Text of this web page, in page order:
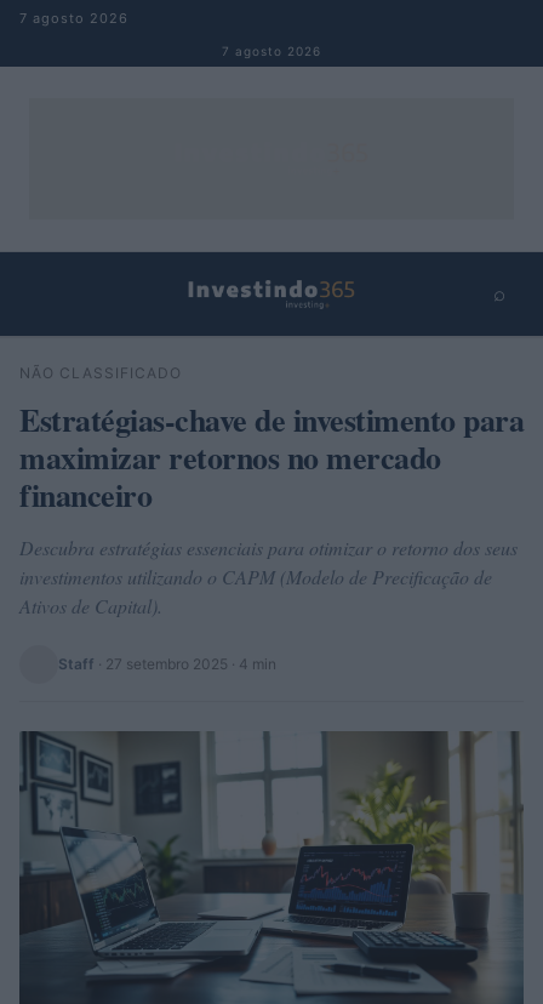
Pular para o conteúdo
7 agosto 2026
7 agosto 2026
⌕
Buscar
NÃO CLASSIFICADO
Estratégias-chave de investimento para
maximizar retornos no mercado
financeiro
Descubra estratégias essenciais para otimizar o retorno dos seus
investimentos utilizando o CAPM (Modelo de Precificação de
Ativos de Capital).
Staff · 27 setembro 2025 · 4 min